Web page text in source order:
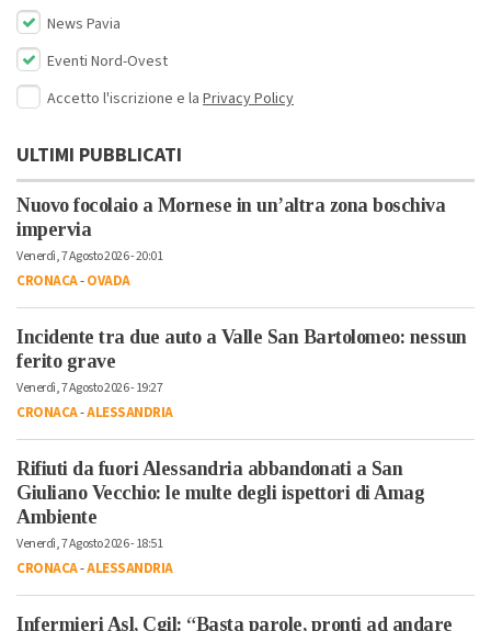
News Pavia
Eventi Nord-Ovest
Accetto l'iscrizione e la Privacy Policy
ULTIMI PUBBLICATI
Nuovo focolaio a Mornese in un’altra zona boschiva
impervia
Venerdì, 7 Agosto 2026 - 20:01
CRONACA-OVADA
Incidente tra due auto a Valle San Bartolomeo: nessun
ferito grave
Venerdì, 7 Agosto 2026 - 19:27
CRONACA-ALESSANDRIA
Rifiuti da fuori Alessandria abbandonati a San
Giuliano Vecchio: le multe degli ispettori di Amag
Ambiente
Venerdì, 7 Agosto 2026 - 18:51
CRONACA-ALESSANDRIA
Infermieri Asl, Cgil: “Basta parole, pronti ad andare